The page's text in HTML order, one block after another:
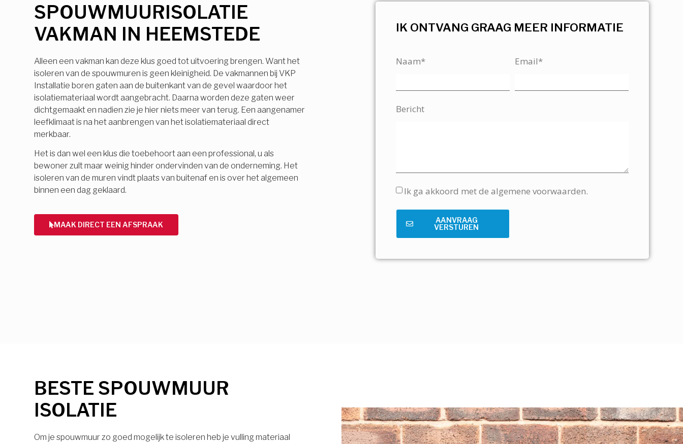
SPOUWMUURISOLATIE
VAKMAN IN HEEMSTEDE
Alleen een vakman kan deze klus goed tot uitvoering brengen. Want het
isoleren van de spouwmuren is geen kleinigheid. De vakmannen bij VKP
Installatie boren gaten aan de buitenkant van de gevel waardoor het
isolatiemateriaal wordt aangebracht. Daarna worden deze gaten weer
dichtgemaakt en nadien zie je hier niets meer van terug. Een aangenamer
leefklimaat is na het aanbrengen van het isolatiemateriaal direct
merkbaar.
Het is dan wel een klus die toebehoort aan een professional, u als
bewoner zult maar weinig hinder ondervinden van de onderneming. Het
isoleren van de muren vindt plaats van buitenaf en is over het algemeen
binnen een dag geklaard.
MAAK DIRECT EEN AFSPRAAK
IK ONTVANG GRAAG MEER INFORMATIE
Naam* Email*
Bericht
Ik ga akkoord met de algemene voorwaarden.
AANVRAAG
VERSTUREN
BESTE SPOUWMUUR
ISOLATIE
Om je spouwmuur zo goed mogelijk te isoleren heb je vulling materiaal